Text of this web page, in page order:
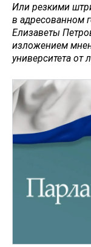
Или резкими
в адресованном
Елизаветы
изложением
университета от